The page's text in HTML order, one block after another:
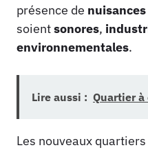
présence de nuisances
soientsonores,
environnementales.
Lire aussi : Quartier
Les nouveaux